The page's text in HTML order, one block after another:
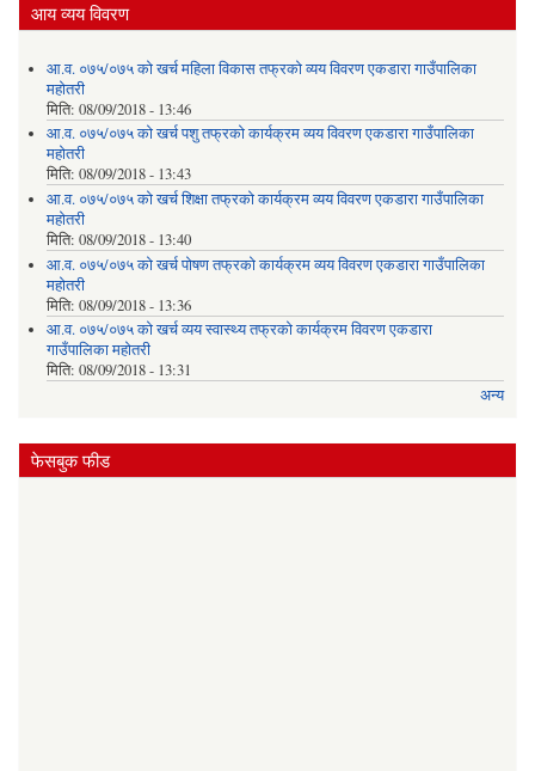
आय व्यय विवरण
आ.व. ०७५/०७५ को खर्च महिला विकास तफ्रको व्यय विवरण एकडारा गाउँपालिका
महोतरी
मिति: 08/09/2018 - 13:46
आ.व. ०७५/०७५ को खर्च पशु तफ्रको कार्यक्रम व्यय विवरण एकडारा गाउँपालिका
महोतरी
मिति: 08/09/2018 - 13:43
आ.व. ०७५/०७५ को खर्च शिक्षा तफ्रको कार्यक्रम व्यय विवरण एकडारा गाउँपालिका
महोतरी
मिति: 08/09/2018 - 13:40
आ.व. ०७५/०७५ को खर्च पोषण तफ्रको कार्यक्रम व्यय विवरण एकडारा गाउँपालिका
महोतरी
मिति: 08/09/2018 - 13:36
आ.व. ०७५/०७५ को खर्च व्यय स्वास्थ्य तफ्रको कार्यक्रम विवरण एकडारा
गाउँपालिका महोतरी
मिति: 08/09/2018 - 13:31
अन्य
फेसबुक फीड